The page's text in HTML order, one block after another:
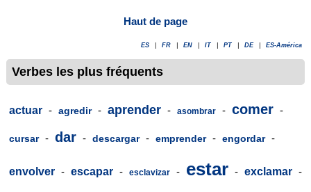
Haut de page
ES FR EN IT PT DE ES-América
Verbes les plus fréquents
actuar - agredir - aprender - asombrar - comer -
cursar - dar - descargar - emprender - engordar -
envolver - escapar - esclavizar - estar - exclamar -